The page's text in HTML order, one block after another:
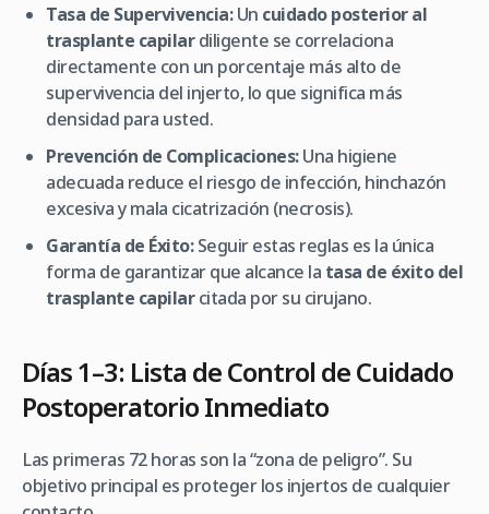
Tasa de Supervivencia:Un cuidado posterior al
trasplante capilardiligente se correlaciona
directamente con un porcentaje más alto de
supervivencia del injerto, lo que significa más
densidad para usted.
Prevención de Complicaciones:Una higiene
adecuada reduce el riesgo de infección, hinchazón
excesiva y mala cicatrización (necrosis).
Garantía de Éxito:Seguir estas reglas es la única
forma de garantizar que alcance la tasa de éxito del
trasplante capilarcitada por su cirujano.
Días 1–3: Lista de Control de Cuidado
Postoperatorio Inmediato
Las primeras 72 horas son la “zona de peligro”. Su
objetivo principal es proteger los injertos de cualquier